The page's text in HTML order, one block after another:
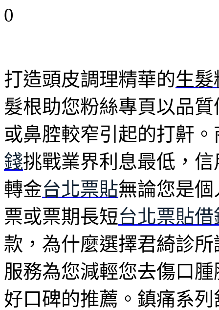
0
打造頭皮調理精華的生髮
髮根助您粉絲專頁以品質
或鼻腔較窄引起的打鼾
錢挑戰業界利息最低，
轉金台北票貼無論您是
票或票期長短台北票貼借
款，為什麼選擇君綺診所
服務為您減輕您去傷口
好口碑的推薦。鎮痛系